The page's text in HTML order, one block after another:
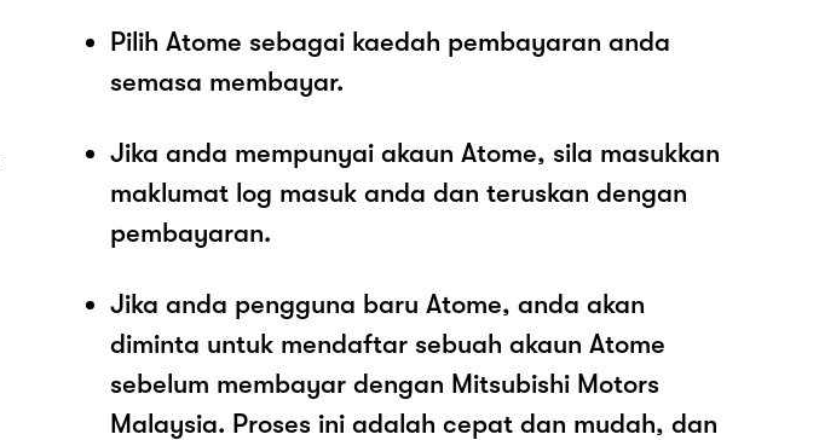
Pilih Atome sebagai kaedah pembayaran anda
semasa membayar.
Jika anda mempunyai akaun Atome, sila masukkan
maklumat log masuk anda dan teruskan dengan
pembayaran.
Jika anda pengguna baru Atome, anda akan
diminta untuk mendaftar sebuah akaun Atome
sebelum membayar dengan Mitsubishi Motors
Malaysia. Proses ini adalah cepat dan mudah, dan